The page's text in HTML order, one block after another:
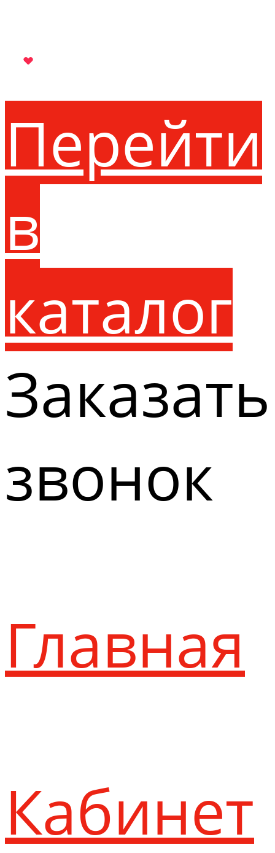
Перейти
в
каталог
Заказать
звонок
Главная
Кабинет